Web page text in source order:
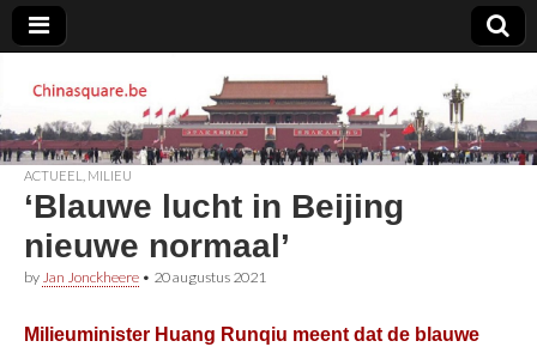
Chinasquare.be
ACTUEEL MILIEU
‘Blauwe lucht in Beijing
nieuwe normaal’
by Jan Jonckheere • 20 augustus 2021
Milieuminister Huang Runqiu meent dat de blauwe